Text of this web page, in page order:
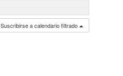
Suscribirse a calendario filtrado